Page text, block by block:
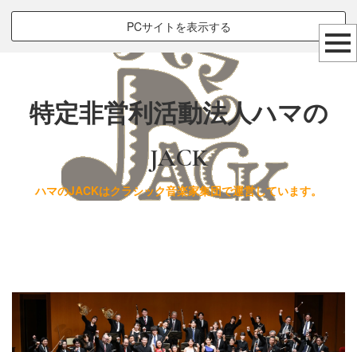
PCサイトを表示する
特定非営利活動法人ハマの
JACK
ハマのJACKはクラシック音楽家集団で運営しています。